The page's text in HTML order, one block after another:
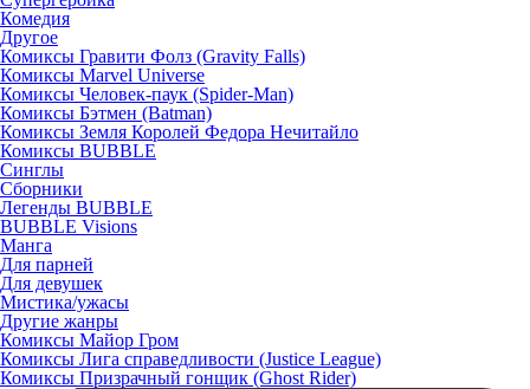
Комедия
Другое
Комиксы Гравити Фолз (Gravity Falls)
Комиксы Marvel Universe
Комиксы Человек-паук (Spider-Man)
Комиксы Бэтмен (Batman)
Комиксы Земля Королей Федора Нечитайло
Комиксы BUBBLE
Синглы
Сборники
Легенды BUBBLE
BUBBLE Visions
Манга
Для парней
Для девушек
Мистика/ужасы
Другие жанры
Комиксы Майор Гром
Комиксы Лига справедливости (Justice League)
Комиксы Призрачный гонщик (Ghost Rider)